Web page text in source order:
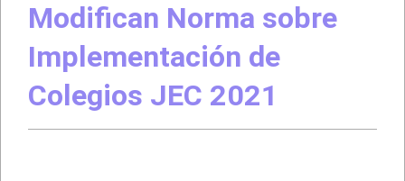
Modifican Norma sobre
Implementación de
Colegios JEC 2021